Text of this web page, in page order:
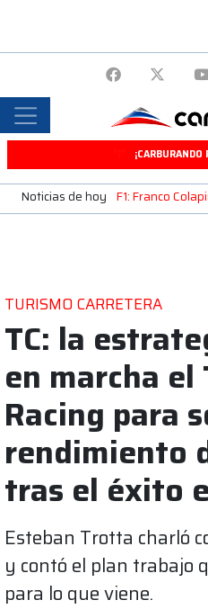
Noticias de hoy F1: Franco
TURISMO CARRETERA
TC: la
en marcha
Racing para
rendimiento
tras el éxito
Esteban Trotta charló
y contó el plan trabajo
para lo que viene.